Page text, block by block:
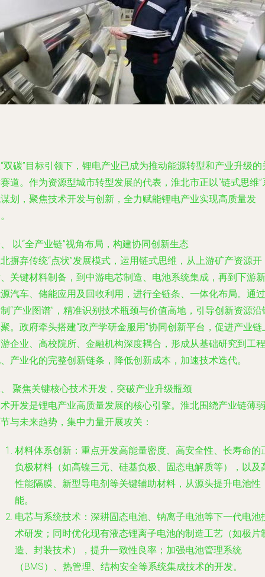
双碳”目标引领下，锂电产业已成为推动能源转型和产业升级的
道。作为资源型城市转型发展的代表，淮北市正以“链式思维”
划，聚焦技术开发与创新，全力赋能锂电产业实现高质量发
以“全产业链”视角布局，构建协同创新生态
摒弃传统“点状”发展模式，运用链式思维，从上游矿产资源开
关键材料制备，到中游电芯制造、电池系统集成，再到下游新
汽车、储能应用及回收利用，进行全链条、一体化布局。通过
“产业图谱”，精准识别技术瓶颈与价值高地，引导创新资源沿
。政府牵头搭建“政产学研金服用”协同创新平台，促进产业链
企业、高校院所、金融机构深度耦合，形成从基础研究到工程
产业化的完整创新链条，降低创新成本，加速技术迭代。
聚焦关键核心技术开发，突破产业升级瓶颈
开发是锂电产业高质量发展的核心引擎。淮北围绕产业链薄弱
与未来趋势，集中力量开展攻关：
材料体系创新 ：重点开发高能量密度、高安全性、长寿命的
负极材料（如高镍三元、硅基负极、固态电解质等），以及
性能隔膜、新型导电剂等关键辅助材料，从源头提升电池性
能。
电芯与系统技术 ：深耕固态电池、钠离子电池等下一代电池
术研发；同时优化现有液态锂离子电池的制造工艺（如极片
造、封装技术），提升一致性良率；加强电池管理系统
（BMS）、热管理、结构安全等系统集成技术的开发。